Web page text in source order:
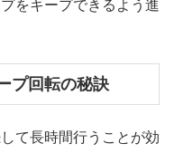
をキープできるよう進
プ回転の秘訣
て長時間行うことが効